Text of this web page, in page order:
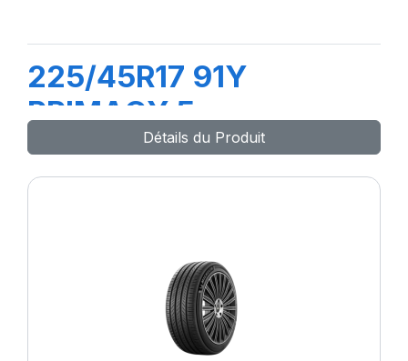
225/45R17 91Y
PRIMACY 5
Détails du Produit